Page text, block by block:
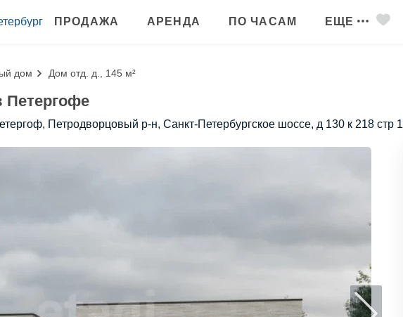
ПРОДАЖА АРЕНДА ПО ЧАСАМ ЕЩЕ
дом Дом отд. д., 145 м²
Петергофе
Петродворцовый р-н, Санкт-Петербургское шоссе, д 130 к 218 стр 1